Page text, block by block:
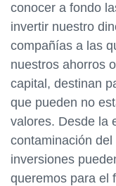
conocer a fondo
invertir nuestro
compañías a las
nuestros ahorros
capital, destinan
que pueden no
valores. Desde la
contaminación
inversiones
queremos para el